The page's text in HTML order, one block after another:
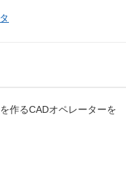
作るCADオペレーターを